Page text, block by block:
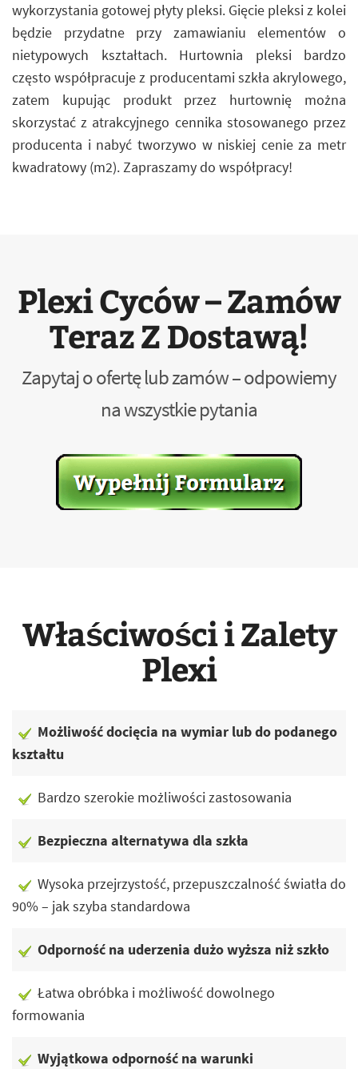
wykorzystania gotowej płyty pleksi. Gięcie pleksi z kolei
będzie przydatne przy zamawianiu elementów o
nietypowych kształtach. Hurtownia pleksi bardzo
często współpracuje z producentami szkła akrylowego,
zatem kupując produkt przez hurtownię można
skorzystać z atrakcyjnego cennika stosowanego przez
producenta i nabyć tworzywo w niskiej cenie za metr
kwadratowy (m2). Zapraszamy do współpracy!
Plexi Cyców – Zamów
Teraz Z Dostawą!
Zapytaj o ofertę lub zamów – odpowiemy
na wszystkie pytania
Właściwości i Zalety
Plexi
Możliwość docięcia na wymiar lub do podanego
kształtu
Bardzo szerokie możliwości zastosowania
Bezpieczna alternatywa dla szkła
Wysoka przejrzystość, przepuszczalność światła do
90% – jak szyba standardowa
Odporność na uderzenia dużo wyższa niż szkło
Łatwa obróbka i możliwość dowolnego
formowania
Wyjątkowa odporność na warunki